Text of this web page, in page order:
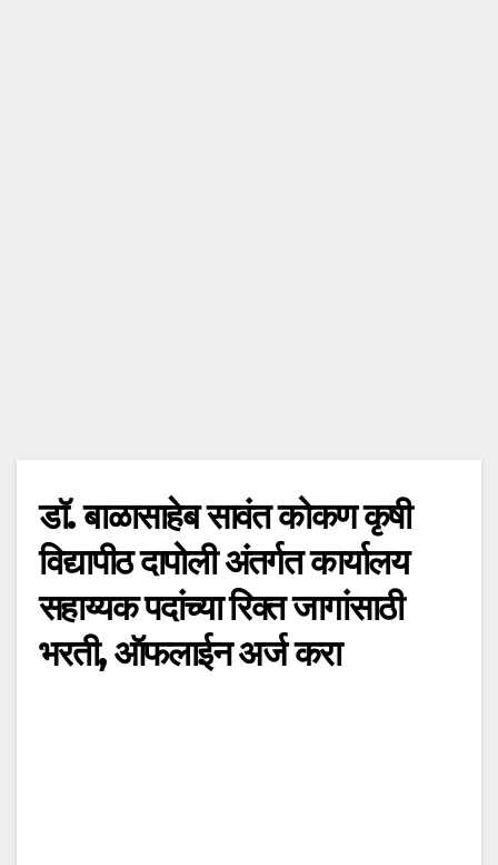
डॉ. बाळासाहेब सावंत कोकण कृषी
विद्यापीठ दापोली अंतर्गत कार्यालय
सहाय्यक पदांच्या रिक्त जागांसाठी
भरती, ऑफलाईन अर्ज करा